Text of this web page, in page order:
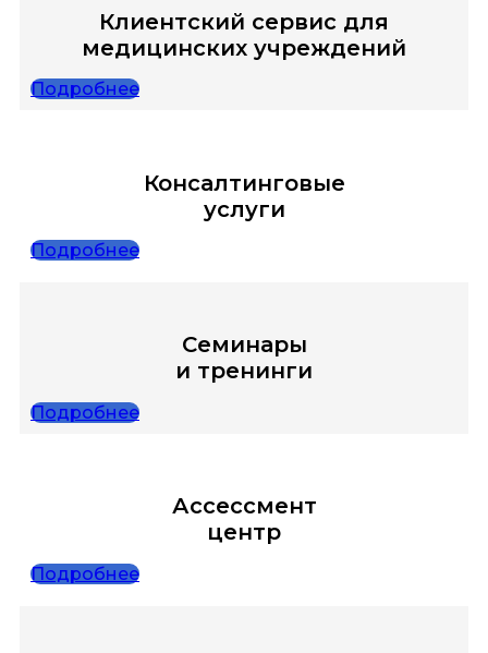
Клиентский сервис для
медицинских учреждений
Подробнее
Консалтинговые
услуги
Подробнее
Семинары
и тренинги
Подробнее
Ассессмент
центр
Подробнее